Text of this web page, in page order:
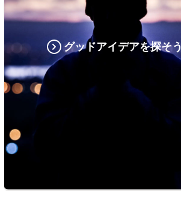
グッドアイデアを探そう